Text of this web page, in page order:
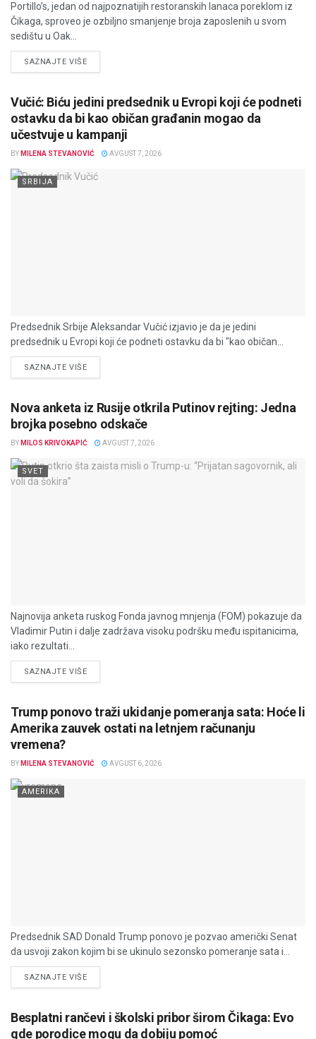
Portillo’s, jedan od najpoznatijih restoranskih lanaca poreklom iz
Čikaga, sproveo je ozbiljno smanjenje broja zaposlenih u svom
sedištu u Oak...
SAZNAJTE VIŠEDETAILS
Vučić: Biću jedini predsednik u Evropi koji će podneti
ostavku da bi kao običan građanin mogao da
učestvuje u kampanji
BY MILENA STEVANOVIĆ AVGUST 7, 2026
SRBIJA
Predsednik Srbije Aleksandar Vučić izjavio je da je jedini
predsednik u Evropi koji će podneti ostavku da bi "kao običan...
SAZNAJTE VIŠEDETAILS
Nova anketa iz Rusije otkrila Putinov rejting: Jedna
brojka posebno odskače
BY MILOS KRIVOKAPIĆ AVGUST 7, 2026
SVET
Najnovija anketa ruskog Fonda javnog mnjenja (FOM) pokazuje da
Vladimir Putin i dalje zadržava visoku podršku među ispitanicima,
iako rezultati...
SAZNAJTE VIŠEDETAILS
Trump ponovo traži ukidanje pomeranja sata: Hoće li
Amerika zauvek ostati na letnjem računanju
vremena?
BY MILENA STEVANOVIĆ AVGUST 6, 2026
AMERIKA
Predsednik SAD Donald Trump ponovo je pozvao američki Senat
da usvoji zakon kojim bi se ukinulo sezonsko pomeranje sata i...
SAZNAJTE VIŠEDETAILS
Besplatni rančevi i školski pribor širom Čikaga: Evo
gde porodice mogu da dobiju pomoć